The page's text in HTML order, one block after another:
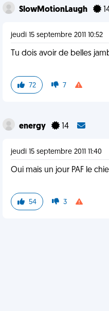
SlowMotionLaugh
jeudi 15 septembre 2011 10:52
Tu dois avoir de belles
72 7
energy 14
jeudi 15 septembre 2011 11:40
Oui mais un jour PAF le
54 3